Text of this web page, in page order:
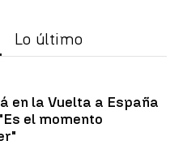
Lo último
en la Vuelta a España
el momento